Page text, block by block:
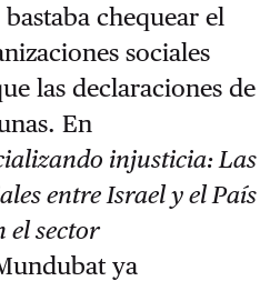
chequear el
sociales
las declaraciones de
En
injusticia: Las
entre Israel y el País
el sector
ya